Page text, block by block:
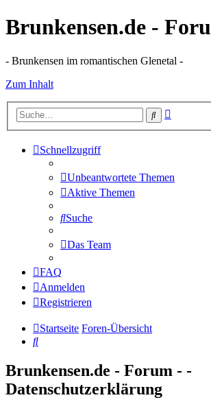
Brunkensen.de -
- Brunkensen im romantischen Glenetal -
Zum Inhalt
Suche
Schnellzugriff
Unbeantwortete Themen
Aktive Themen
Suche
Das Team
FAQ
Anmelden
Registrieren
Startseite Foren-Übersicht
Suche
Brunkensen.de - Forum - -
Datenschutzerklärung